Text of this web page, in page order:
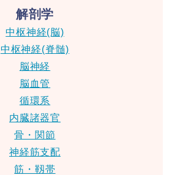
解剖学
中枢神経(脳)
中枢神経(脊髄)
脳神経
脳血管
循環系
内臓諸器官
骨・関節
神経筋支配
筋・靱帯